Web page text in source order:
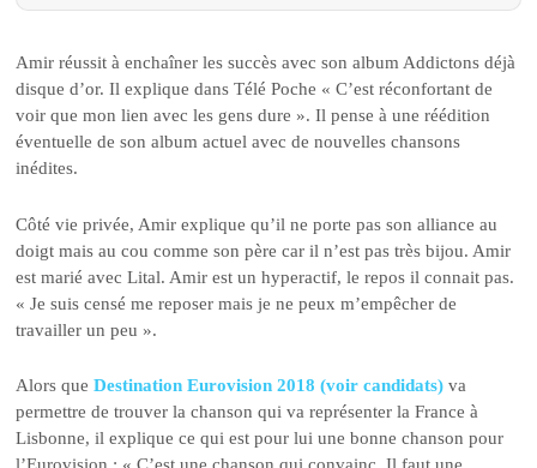
Amir réussit à enchaîner les succès avec son album Addictons déjà
disque d’or. Il explique dans Télé Poche « C’est réconfortant de
voir que mon lien avec les gens dure ». Il pense à une réédition
éventuelle de son album actuel avec de nouvelles chansons
inédites.
Côté vie privée, Amir explique qu’il ne porte pas son alliance au
doigt mais au cou comme son père car il n’est pas très bijou. Amir
est marié avec Lital. Amir est un hyperactif, le repos il connait pas.
« Je suis censé me reposer mais je ne peux m’empêcher de
travailler un peu ».
Alors queDestination Eurovision 2018 (voir candidats) va
permettre de trouver la chanson qui va représenter la France à
Lisbonne, il explique ce qui est pour lui une bonne chanson pour